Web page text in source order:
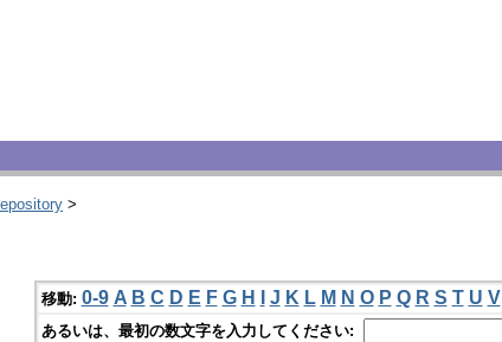
>
移動: 0-9 A B C D E F G H J K L M N O P Q R S T U V
あるいは、最初の数文字を入力してください: